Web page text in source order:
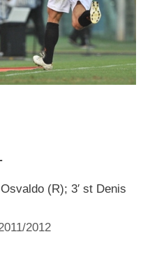
(R); 3′ st Denis
2012